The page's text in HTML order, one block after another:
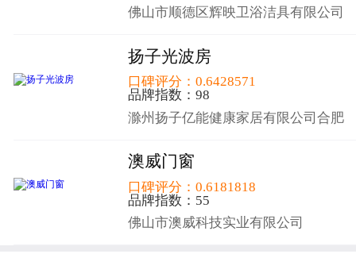
佛山市顺德区辉映卫浴洁具有限公司
扬子光波房
口碑评分：0.6428571
品牌指数：98
滁州扬子亿能健康家居有限公司合肥
澳威门窗
口碑评分：0.6181818
品牌指数：55
佛山市澳威科技实业有限公司